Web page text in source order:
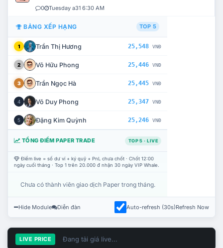
0 Tuesday a31 6:30 AM
BẢNG XẾP HẠNG TOP 5
1 Trần Thị Hương 25,548 VNĐ
2 Võ Hữu Phong 25,446 VNĐ
3 Trần Ngọc Hà 25,445 VNĐ
4 Võ Duy Phong 25,347 VNĐ
5 Đặng Kim Quỳnh 25,246 VNĐ
TỔNG ĐIỂM PAPER TRADE TOP 5 · LIVE
Điểm live = số dư ví + ký quỹ + PnL chưa chốt · Chốt 12:00
ngày cuối tháng · Top 1 trên 20.000 đ nhận 30 ngày VIP Whale.
Chưa có thành viên giao dịch Paper trong tháng.
Hide Module Diễn đàn Auto-refresh (30s)Refresh Now
LIVE PRICE Đang tải giá live...